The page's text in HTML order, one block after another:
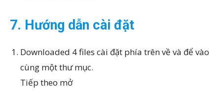
7. Hướng dẫn cài đặt
Downloaded 4 files cài đặt phía trên về và để vào
cùng một thư mục.
Tiếp theo mở